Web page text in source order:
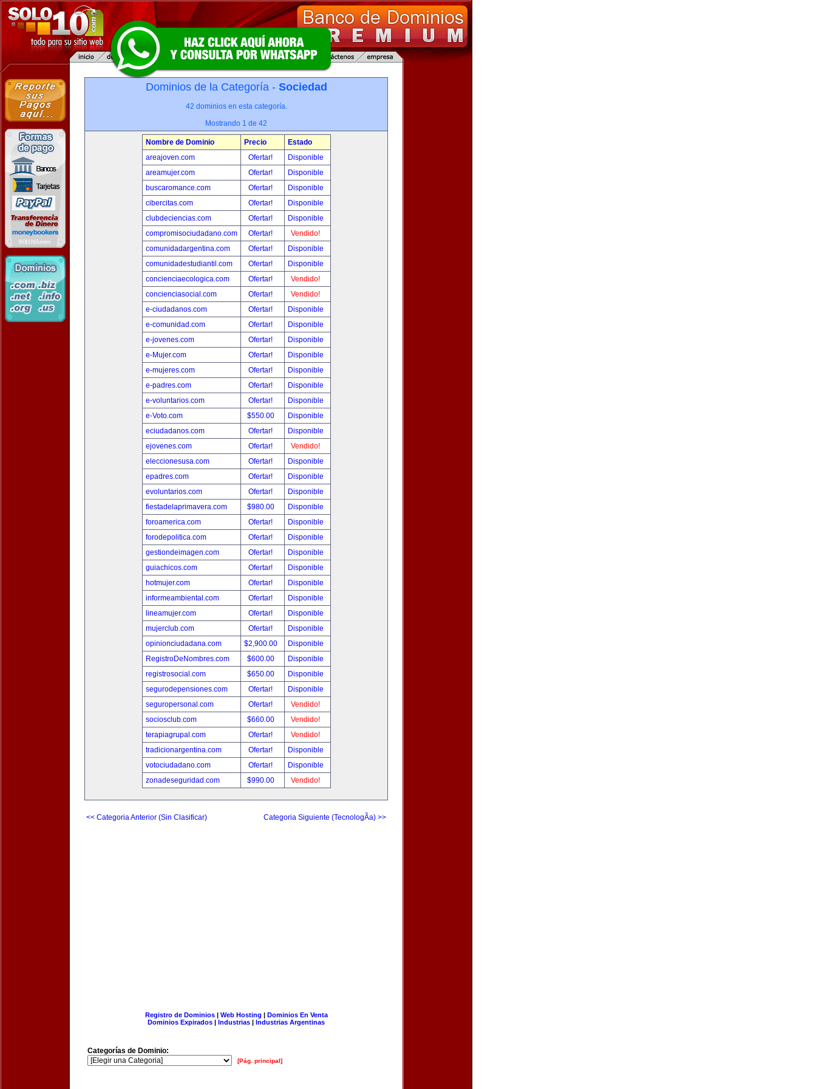
Dominios de la Categoría - Sociedad
42 dominios en esta categoría.
Mostrando 1 de 42
Nombre de Dominio Precio
Estado
areajoven.com
Ofertar!
Disponible
areamujer.com
Ofertar!
Disponible
buscaromance.com
Ofertar!
Disponible
cibercitas.com
Ofertar!
Disponible
clubdeciencias.com
Ofertar!
Disponible
compromisociudadano.com
Ofertar!
Vendido!
comunidadargentina.com
Ofertar!
Disponible
comunidadestudiantil.com
Ofertar!
Disponible
concienciaecologica.com
Ofertar!
Vendido!
concienciasocial.com
Ofertar!
Vendido!
e-ciudadanos.com
Ofertar!
Disponible
e-comunidad.com
Ofertar!
Disponible
e-jovenes.com
Ofertar!
Disponible
e-Mujer.com
Ofertar!
Disponible
e-mujeres.com
Ofertar!
Disponible
e-padres.com
Ofertar!
Disponible
e-voluntarios.com
Ofertar!
Disponible
e-Voto.com
$550.00
Disponible
eciudadanos.com
Ofertar!
Disponible
ejovenes.com
Ofertar!
Vendido!
eleccionesusa.com
Ofertar!
Disponible
epadres.com
Ofertar!
Disponible
evoluntarios.com
Ofertar!
Disponible
fiestadelaprimavera.com
$980.00
Disponible
foroamerica.com
Ofertar!
Disponible
forodepolitica.com
Ofertar!
Disponible
gestiondeimagen.com
Ofertar!
Disponible
guiachicos.com
Ofertar!
Disponible
hotmujer.com
Ofertar!
Disponible
informeambiental.com
Ofertar!
Disponible
lineamujer.com
Ofertar!
Disponible
mujerclub.com
Ofertar!
Disponible
opinionciudadana.com
$2,900.00
Disponible
RegistroDeNombres.com
$600.00
Disponible
registrosocial.com
$650.00
Disponible
segurodepensiones.com
Ofertar!
Disponible
seguropersonal.com
Ofertar!
Vendido!
sociosclub.com
$660.00
Vendido!
terapiagrupal.com
Ofertar!
Vendido!
tradicionargentina.com
Ofertar!
Disponible
votociudadano.com
Ofertar!
Disponible
zonadeseguridad.com
$990.00 Vendido!
<< Categoria Anterior (Sin Clasificar) Categoria Siguiente (TecnologÃ­a) >>
Registro de Dominios| Web Hosting | Dominios En Venta
Dominios Expirados | Industrias | Industrias Argentinas
Categorías de Dominio:
[Pág. principal]